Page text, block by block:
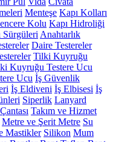
Menteşe Kapı Kolları
Kolu Kapı Hidroliği
Sürgüleri Anahtarlık
Daire Testereler
Tilki Kuyruğu
Kuyruğu Testere Ucu
Ucu İş Güvenlik
İş Eldiveni İş Elbisesi İş
Siperlik Lanyard
Takım ve Hizmet
Metre ve Şerit Metre Su
Mastikler Silikon Mum